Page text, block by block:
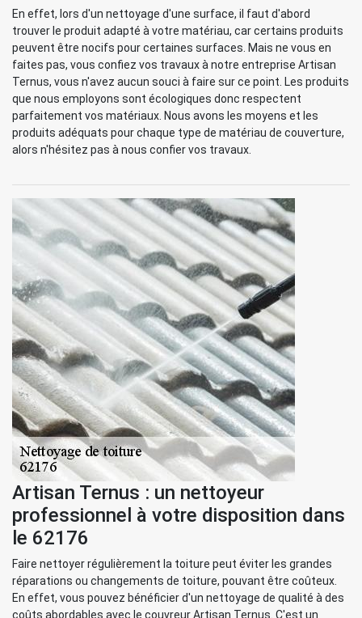
En effet, lors d'un nettoyage d'une surface, il faut d'abord
trouver le produit adapté à votre matériau, car certains produits
peuvent être nocifs pour certaines surfaces. Mais ne vous en
faites pas, vous confiez vos travaux à notre entreprise Artisan
Ternus, vous n'avez aucun souci à faire sur ce point. Les produits
que nous employons sont écologiques donc respectent
parfaitement vos matériaux. Nous avons les moyens et les
produits adéquats pour chaque type de matériau de couverture,
alors n'hésitez pas à nous confier vos travaux.
Artisan Ternus : un nettoyeur
professionnel à votre disposition dans
le 62176
Faire nettoyer régulièrement la toiture peut éviter les grandes
réparations ou changements de toiture, pouvant être coûteux.
En effet, vous pouvez bénéficier d'un nettoyage de qualité à des
coûts abordables avec le couvreur Artisan Ternus. C'est un